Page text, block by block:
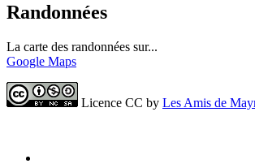
Randonnées
La carte des randonnées sur...
Google Maps
Licence CC by Les Amis de